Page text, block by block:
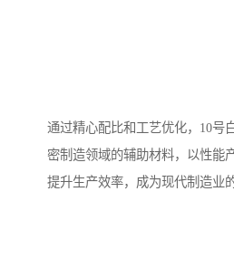
通过精心配比和工艺优化，10号
密制造领域的辅助材料，以性能
提升生产效率，成为现代制造业的